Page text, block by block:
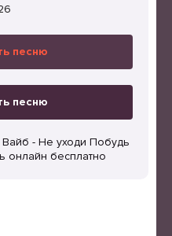
песню
песню
- Не уходи Побудь
онлайн бесплатно